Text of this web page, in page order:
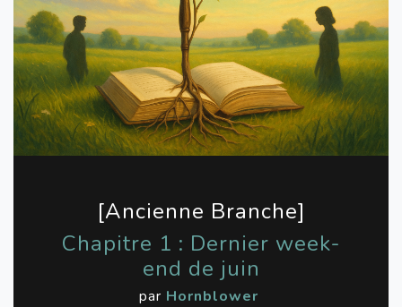
[Ancienne Branche]
Chapitre 1 : Dernier week-
end de juin
par Hornblower